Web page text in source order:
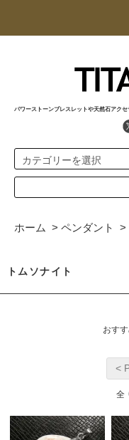
パワーストーンブレスレットや天然石アク
ホーム > ペンダント >
トムソナイト
おす
<
全